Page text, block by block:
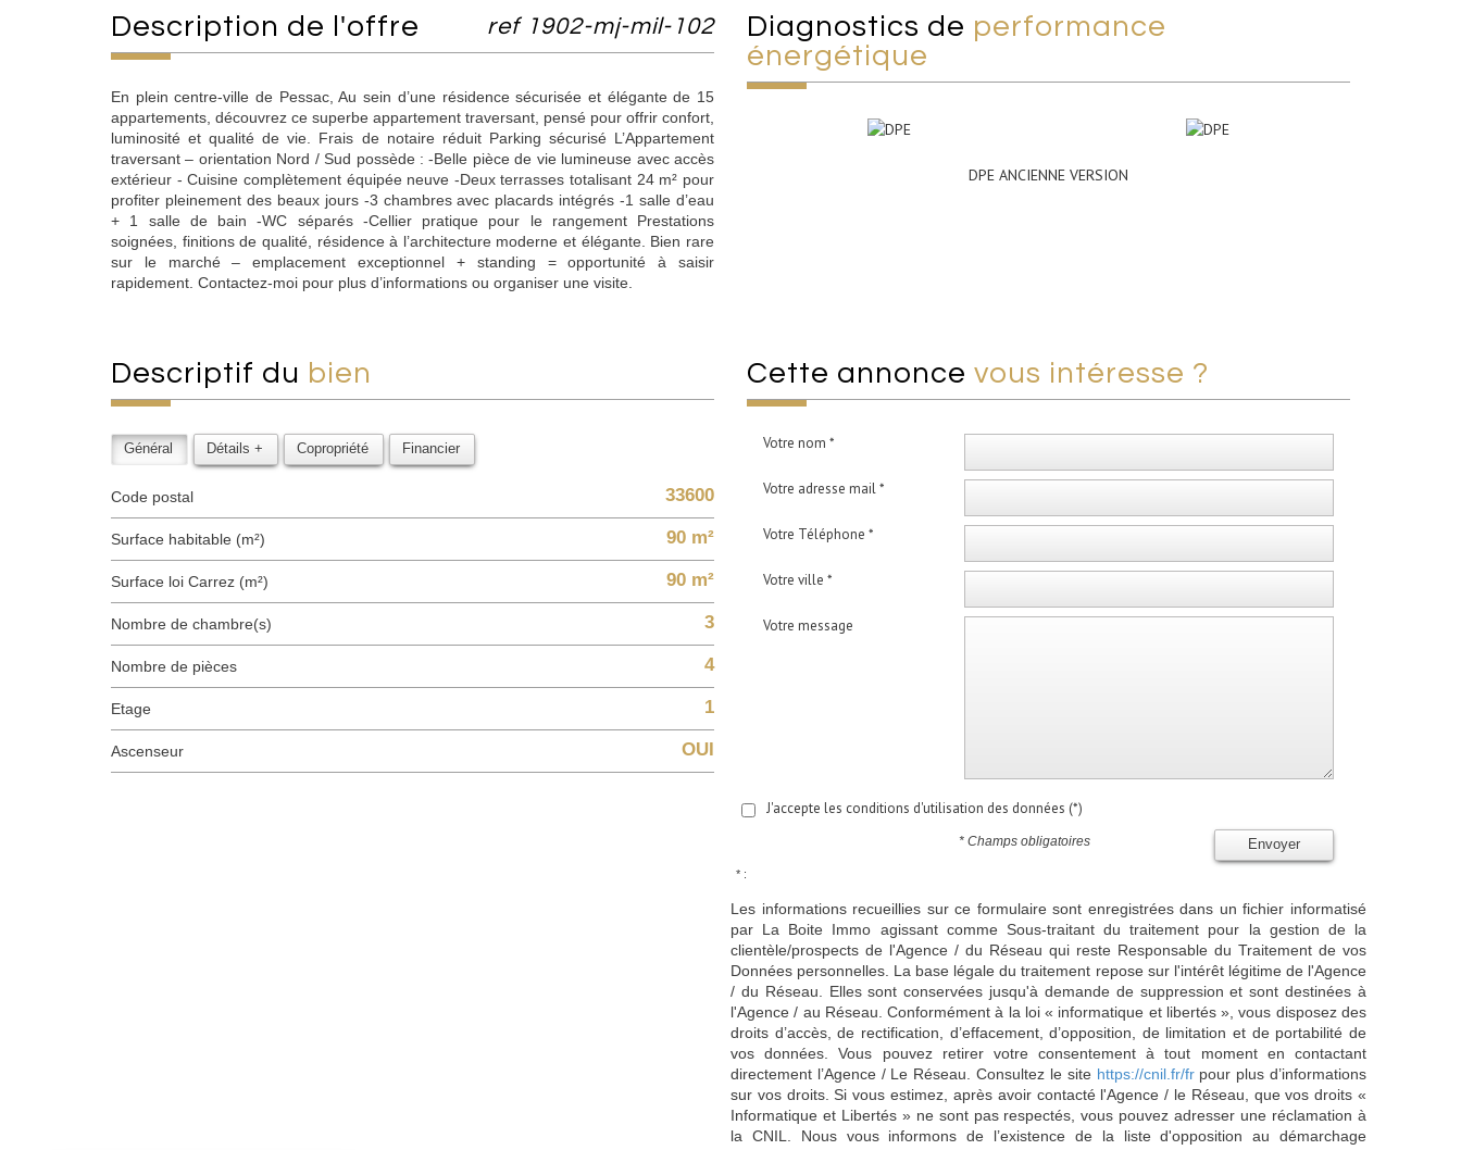
description de l'offre ref 1902-mj-mil-102
En plein centre-ville de Pessac, Au sein d’une résidence sécurisée et élégante de 15
appartements, découvrez ce superbe appartement traversant, pensé pour offrir confort,
luminosité et qualité de vie. Frais de notaire réduit Parking sécurisé L’Appartement
traversant – orientation Nord / Sud possède : -Belle pièce de vie lumineuse avec accès
extérieur - Cuisine complètement équipée neuve -Deux terrasses totalisant 24 m² pour
profiter pleinement des beaux jours -3 chambres avec placards intégrés -1 salle d’eau
+ 1 salle de bain -WC séparés -Cellier pratique pour le rangement Prestations
soignées, finitions de qualité, résidence à l’architecture moderne et élégante. Bien rare
sur le marché – emplacement exceptionnel + standing = opportunité à saisir
rapidement. Contactez-moi pour plus d’informations ou organiser une visite.
diagnostics de performance
énergétique
DPE ANCIENNE VERSION
descriptif du bien
Général Détails + Copropriété Financier
Code postal 33600
Surface habitable (m²) 90 m²
Surface loi Carrez (m²) 90 m²
Nombre de chambre(s) 3
Nombre de pièces 4
Etage 1
Ascenseur OUI
cette annonce vous intéresse ?
Votre nom *
Votre adresse mail *
Votre Téléphone *
Votre ville *
Votre message
J'accepte les conditions d'utilisation des données (*)
Envoyer
* Champs obligatoires
* :
Les informations recueillies sur ce formulaire sont enregistrées dans un fichier informatisé
par La Boite Immo agissant comme Sous-traitant du traitement pour la gestion de la
clientèle/prospects de l'Agence / du Réseau qui reste Responsable du Traitement de vos
Données personnelles. La base légale du traitement repose sur l'intérêt légitime de l'Agence
/ du Réseau. Elles sont conservées jusqu'à demande de suppression et sont destinées à
l'Agence / au Réseau. Conformément à la loi « informatique et libertés », vous disposez des
droits d’accès, de rectification, d’effacement, d’opposition, de limitation et de portabilité de
vos données. Vous pouvez retirer votre consentement à tout moment en contactant
directement l’Agence / Le Réseau. Consultez le site https://cnil.fr/frpour plus d’informations
sur vos droits. Si vous estimez, après avoir contacté l'Agence / le Réseau, que vos droits «
Informatique et Libertés » ne sont pas respectés, vous pouvez adresser une réclamation à
la CNIL. Nous vous informons de l’existence de la liste d'opposition au démarchage